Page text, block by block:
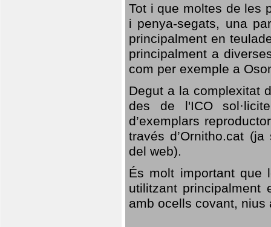
Tot i que moltes de les
i penya-segats, una
principalment en
principalment a
com per exemple a
Degut a la complexitat
des de l'ICO
d’exemplars
través d’Ornitho.cat
del web).
És molt important que
utilitzant
amb ocells covant,